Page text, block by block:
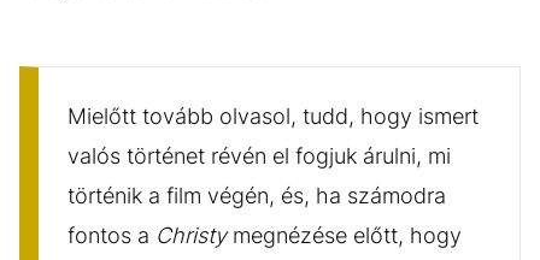
Mielőtt tovább olvasol, tudd, hogy ismert
valós történet révén el fogjuk árulni, mi
történik a film végén, és, ha számodra
fontos a Christymegnézése előtt, hogy